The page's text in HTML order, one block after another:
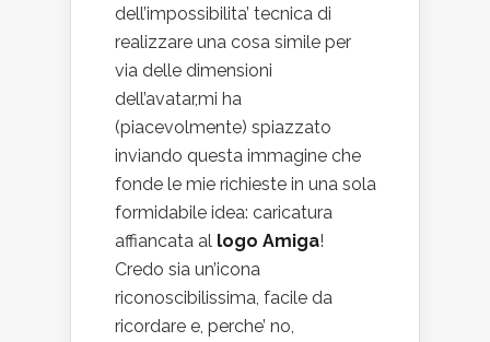
dell’impossibilita’ tecnica di
realizzare una cosa simile per
via delle dimensioni
dell’avatar,mi ha
(piacevolmente) spiazzato
inviando questa immagine che
fonde le mie richieste in una sola
formidabile idea: caricatura
affiancata al logo Amiga!
Credo sia un’icona
riconoscibilissima, facile da
ricordare e, perche’ no,